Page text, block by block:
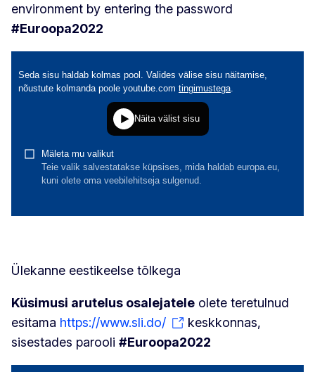
environment by entering the password
#Euroopa2022
Ülekanne eestikeelse tõlkega
Küsimusi arutelus osalejatele olete teretulnud
esitama https://www.sli.do/
keskkonnas,
sisestades parooli #Euroopa2022